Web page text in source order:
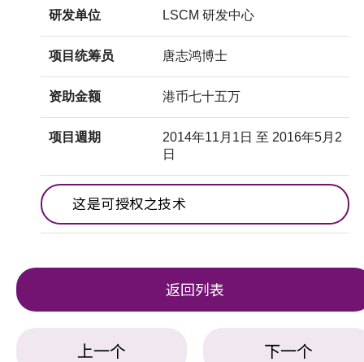
研发单位 LSCM 研发中心
项目统筹员 唐志鸿博士
资助金额 港币七十五万
项目週期
2014年11月1日 至 2016年5月2
日
这是可授权之技术
返回列表
上一个 下一个